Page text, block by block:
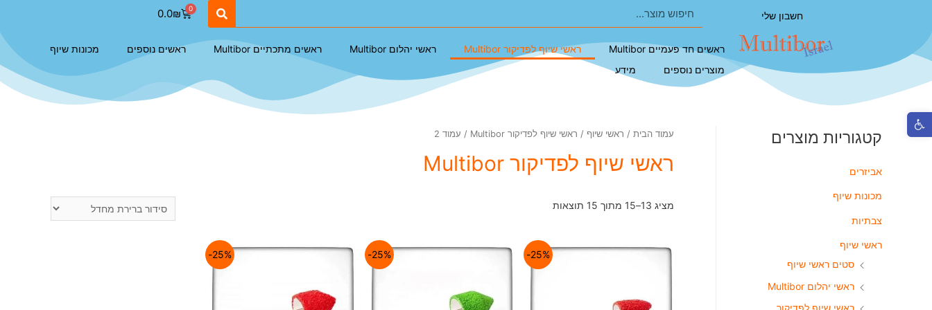
פתח סרגל נגישות
חשבון שלי 0.0₪
ראשים חד פעמיים Multibor ראשי שיוף לפדיקור Multibor ראשי יהלום Multibor ראשים מתכתיים Multibor ראשים נוספים
מכונות שיוף
מוצרים נוספים
מידע
קטגוריות מוצרים
אביזרים
מכונות שיוף
צבתיות
ראשי שיוף
סטים ראשי שיוף
ראשי יהלום Multibor
עמוד הבית / ראשי שיוף / ראשי שיוף לפדיקור Multibor / עמוד 2
ראשי שיוף לפדיקור Multibor
מציג 13–15 מתוך 15 תוצאות
25%-
25%-
25%-